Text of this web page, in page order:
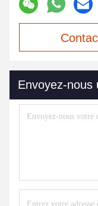
Envoyez-nous